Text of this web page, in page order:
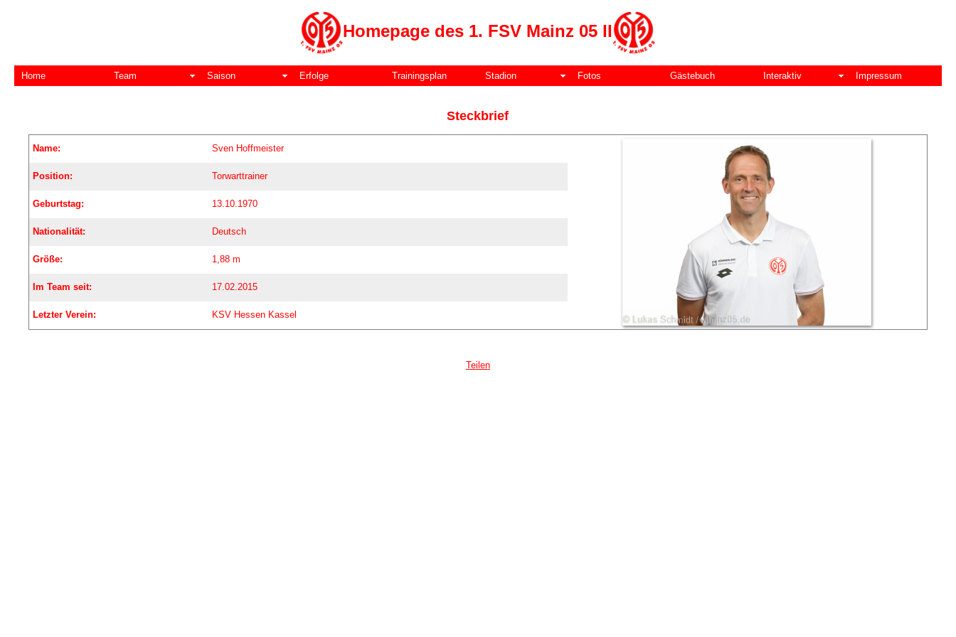
Homepage des 1. FSV Mainz 05 II
Home Team Saison Erfolge Trainingsplan Stadion Fotos Gästebuch Interaktiv Impressum
Steckbrief
Name: Sven Hoffmeister
Position: Torwarttrainer
Geburtstag: 13.10.1970
Nationalität: Deutsch
Größe: 1,88 m
Im Team seit: 17.02.2015
Letzter Verein: KSV Hessen Kassel
Teilen